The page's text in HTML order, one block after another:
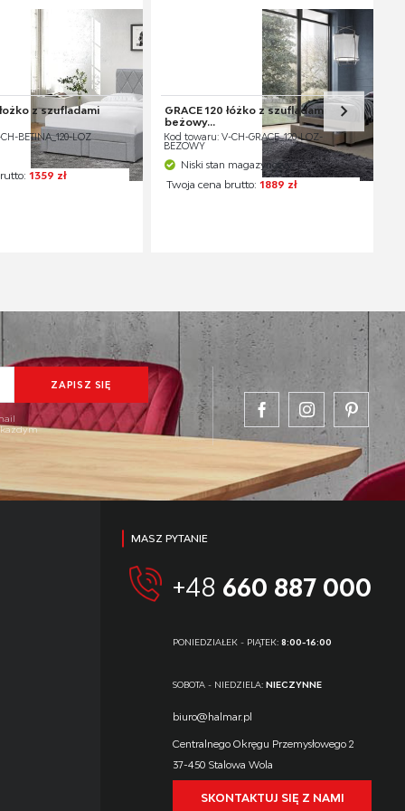
z szufladami
BETINA_120-LOZ
1359 zł
GRACE 120 łóżko z szufladami
beżowy...
Kod towaru: V-CH-GRACE_120-LOZ-
BEŻOWY
Niski stan magazynowy
Twoja cena brutto:1889 zł
każdym
MASZ PYTANIE
+48 660 887 000
PONIEDZIAŁEK - PIĄTEK:8:00-16:00
SOBOTA - NIEDZIELA:NIECZYNNE
biuro@halmar.pl
Centralnego Okręgu Przemysłowego 2
37-450 Stalowa Wola
SKONTAKTUJ SIĘ Z NAMI